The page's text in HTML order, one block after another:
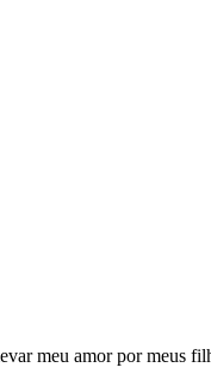
meu amor por meus